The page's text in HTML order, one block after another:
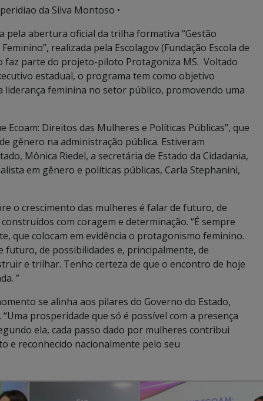
da Silva Montoso •
pela abertura oficial da trilha formativa “Gestão
realizada pela Escolagov (Fundação Escola de
faz parte do projeto-piloto Protagoniza MS. Voltado
estadual, o programa tem como objetivo
feminina no setor público, promovendo uma
Direitos das Mulheres e Políticas Públicas”, que
gênero na administração pública. Estiveram
Mônica Riedel, a secretária de Estado da Cidadania,
em gênero e políticas públicas, Carla Stephanini,
o crescimento das mulheres é falar de futuro, de
com coragem e determinação. “É sempre
que colocam em evidência o protagonismo feminino.
futuro, de possibilidades e, principalmente, de
e trilhar. Tenho certeza de que o encontro de hoje
”
se alinha aos pilares do Governo do Estado,
prosperidade que só é possível com a presença
ela, cada passo dado por mulheres contribui
e reconhecido nacionalmente pelo seu